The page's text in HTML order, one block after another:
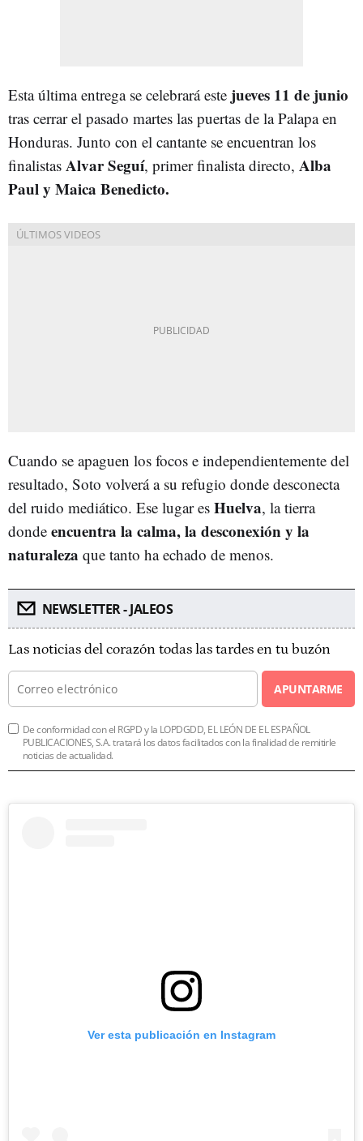
Esta última entrega se celebrará este jueves 11 de junio
tras cerrar el pasado martes las puertas de la Palapa en
Honduras. Junto con el cantante se encuentran los
finalistas Alvar Seguí, primer finalista directo, Alba
Paul y Maica Benedicto.
Cuando se apaguen los focos e independientemente del
resultado, Soto volverá a su refugio donde desconecta
del ruido mediático. Ese lugar es Huelva, la tierra
donde encuentra la calma, la desconexión y la
naturaleza que tanto ha echado de menos.
NEWSLETTER - JALEOS
Las noticias del corazón todas las tardes en tu buzón
APUNTARME
De conformidad con el RGPD y la LOPDGDD, EL LEÓN DE EL ESPAÑOL
PUBLICACIONES, S.A. tratará los datos facilitados con la finalidad de remitirle
noticias de actualidad.
Ver esta publicación en Instagram